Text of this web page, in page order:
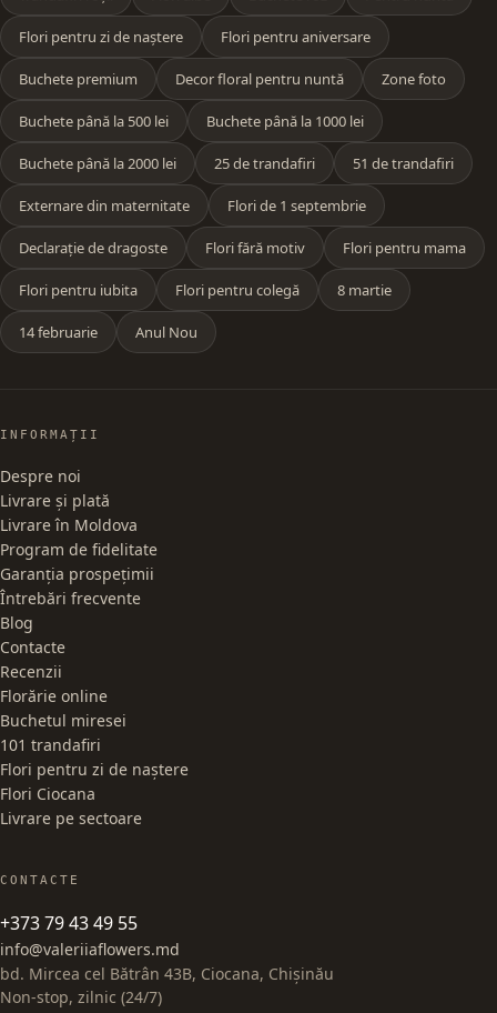
Flori pentru zi de naștere Flori pentru aniversare
Buchete premium Decor floral pentru nuntă Zone foto
Buchete până la 500 lei Buchete până la 1000 lei
Buchete până la 2000 lei 25 de trandafiri 51 de trandafiri
Externare din maternitate Flori de 1 septembrie
Declarație de dragoste Flori fără motiv Flori pentru mama
Flori pentru iubita Flori pentru colegă 8 martie
14 februarie Anul Nou
INFORMAȚII
Despre noi
Livrare și plată
Livrare în Moldova
Program de fidelitate
Garanția prospețimii
Întrebări frecvente
Blog
Contacte
Recenzii
Florărie online
Buchetul miresei
101 trandafiri
Flori pentru zi de naștere
Flori Ciocana
Livrare pe sectoare
CONTACTE
+373 79 43 49 55
info@valeriiaflowers.md
bd. Mircea cel Bătrân 43B, Ciocana, Chișinău
Non-stop, zilnic (24/7)